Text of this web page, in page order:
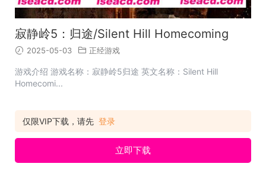
寂静岭5：归途/Silent Hill Homecoming
2025-05-03 正经游戏
游戏介绍 游戏名称：寂静岭5归途 英文名称：Silent Hill
Homecomi...
仅限VIP下载，请先 登录
立即下载